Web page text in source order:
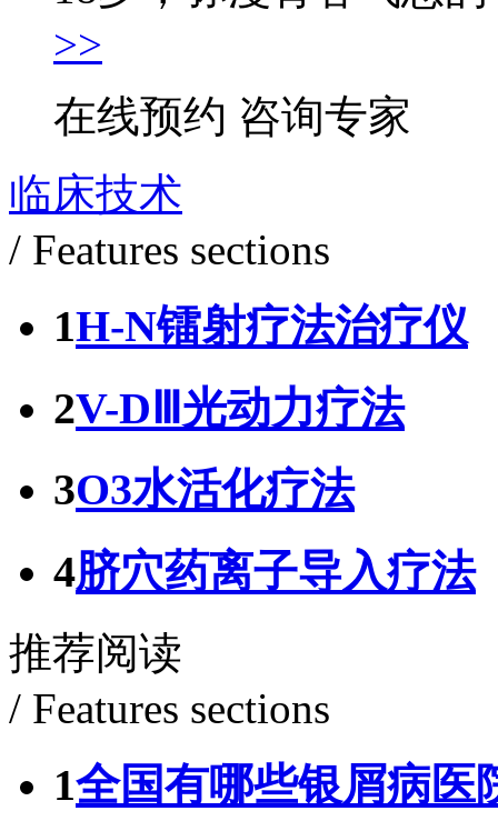
>>
在线预约 咨询专家
临床技术
/ Features sections
1H-N镭射疗法治疗仪
2V-DⅢ光动力疗法
3O3水活化疗法
4脐穴药离子导入疗法
推荐阅读
/ Features sections
1全国有哪些银屑病医